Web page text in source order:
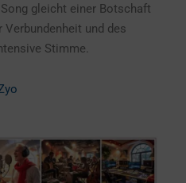
gleicht einer Botschaft
Verbundenheit und des
Stimme.